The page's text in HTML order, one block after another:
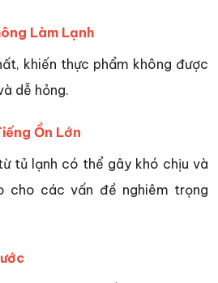
Làm Lạnh
khiến thực phẩm không được
dễ hỏng.
Ồn Lớn
tủ lạnh có thể gây khó chịu và
cho các vấn đề nghiêm trọng